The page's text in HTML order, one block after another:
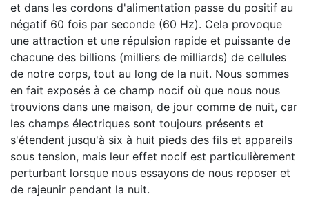
et dans les cordons d'alimentation passe du positif au
négatif 60 fois par seconde (60 Hz). Cela provoque
une attraction et une répulsion rapide et puissante de
chacune des billions (milliers de milliards) de cellules
de notre corps, tout au long de la nuit. Nous sommes
en fait exposés à ce champ nocif où que nous nous
trouvions dans une maison, de jour comme de nuit, car
les champs électriques sont toujours présents et
s'étendent jusqu'à six à huit pieds des fils et appareils
sous tension, mais leur effet nocif est particulièrement
perturbant lorsque nous essayons de nous reposer et
de rajeunir pendant la nuit.